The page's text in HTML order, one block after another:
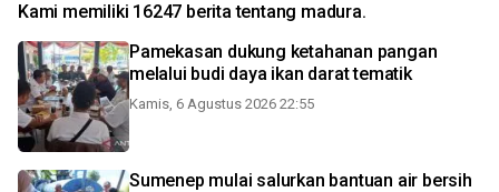
Kami memiliki 16247 berita tentang madura.
Pamekasan dukung ketahanan pangan
melalui budi daya ikan darat tematik
Kamis, 6 Agustus 2026 22:55
Sumenep mulai salurkan bantuan air bersih